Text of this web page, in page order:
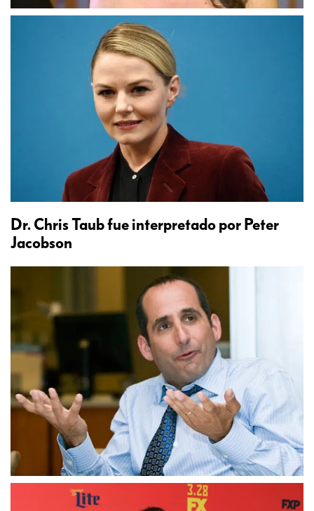
Dr. Chris Taub fue interpretado por Peter
Jacobson